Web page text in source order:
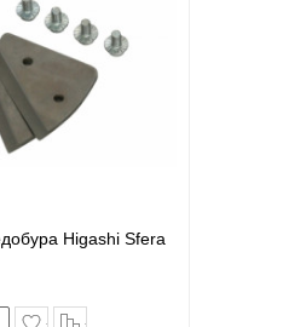
Higashi Sfera
в закладки